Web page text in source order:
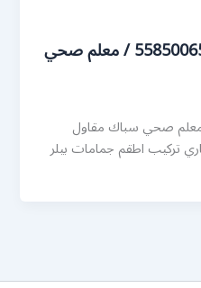
هاتف فني صحي بيان / 55850065 / معلم صحي
صحي سباك مقاول
تركيب اطقم جمامات بيلر